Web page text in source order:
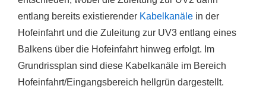
entlang bereits existierender Kabelkanäle in der
Hofeinfahrt und die Zuleitung zur UV3 entlang eines
Balkens über die Hofeinfahrt hinweg erfolgt. Im
Grundrissplan sind diese Kabelkanäle im Bereich
Hofeinfahrt/Eingangsbereich hellgrün dargestellt.